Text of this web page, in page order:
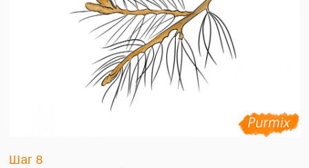
Шаг 8